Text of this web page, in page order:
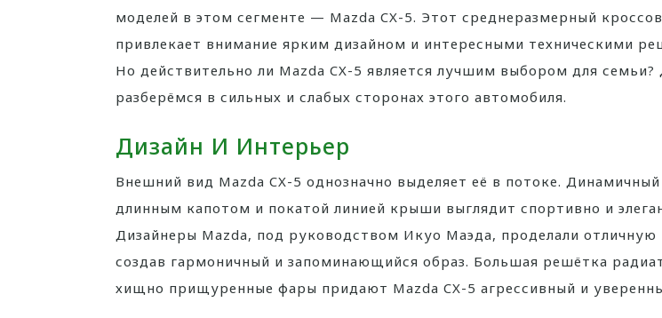
моделей в этом сегменте — Mazda CX-5. Этот среднеразмерный
привлекает внимание ярким дизайном и интересными техническими
Но действительно ли Mazda CX-5 является лучшим выбором для семьи?
разберёмся в сильных и слабых сторонах этого автомобиля.
Дизайн И Интерьер
Внешний вид Mazda CX-5 однозначно выделяет её в потоке. Динамичный
длинным капотом и покатой линией крыши выглядит спортивно и
Дизайнеры Mazda, под руководством Икуо Маэда, проделали отличную
создав гармоничный и запоминающийся образ. Большая решётка
хищно прищуренные фары придают Mazda CX-5 агрессивный и